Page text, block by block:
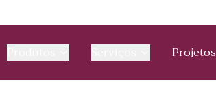
Projetos